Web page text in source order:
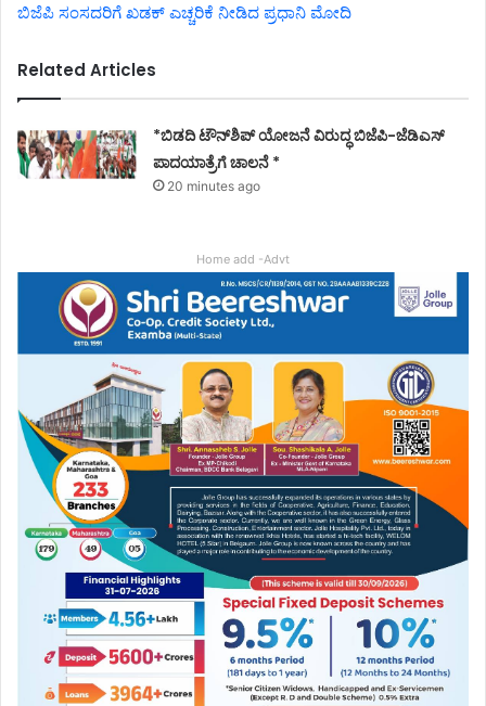
ಬಿಜೆಪಿ ಸಂಸದರಿಗೆ ಖಡಕ್ ಎಚ್ಚರಿಕೆ ನೀಡಿದ ಪ್ರಧಾನಿ ಮೋದಿ
Related Articles
*ಬಿಡದಿ ಟೌನ್‌ಶಿಪ್ ಯೋಜನೆ ವಿರುದ್ಧ ಬಿಜೆಪಿ-ಜೆಡಿಎಸ್
ಪಾದಯಾತ್ರೆಗೆ ಚಾಲನೆ *
20 minutes ago
Home add -Advt